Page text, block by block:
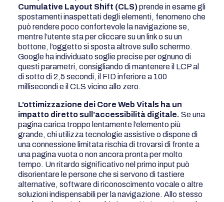
Cumulative Layout Shift (CLS)prende in esame gli
spostamenti inaspettati degli elementi, fenomeno che
può rendere poco confortevole la navigazione se,
mentre l’utente sta per cliccare su un link o su un
bottone, l’oggetto si sposta altrove sullo schermo.
Google ha individuato soglie precise per ognuno di
questi parametri, consigliando di mantenere il LCP al
di sotto di 2,5 secondi, il FID inferiore a 100
millisecondi e il CLS vicino allo zero.
L’ottimizzazione dei Core Web Vitals ha un
impatto diretto sull’accessibilità digitale. Se una
pagina carica troppo lentamente l’elemento più
grande, chi utilizza tecnologie assistive o dispone di
una connessione limitata rischia di trovarsi di fronte a
una pagina vuota o non ancora pronta per molto
tempo. Un ritardo significativo nel primo input può
disorientare le persone che si servono di tastiere
alternative, software di riconoscimento vocale o altre
soluzioni indispensabili per la navigazione. Allo stesso